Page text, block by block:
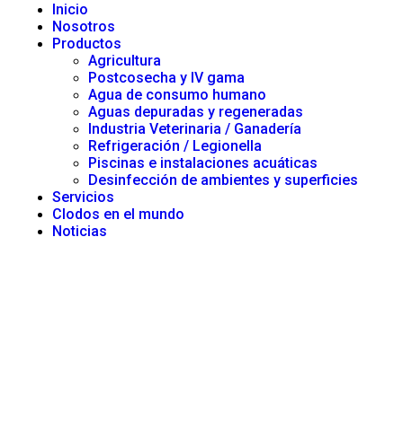
Inicio
Nosotros
Productos
Agricultura
Postcosecha y IV gama
Agua de consumo humano
Aguas depuradas y regeneradas
Industria Veterinaria / Ganadería
Refrigeración / Legionella
Piscinas e instalaciones acuáticas
Desinfección de ambientes y superficies
Servicios
Clodos en el mundo
Noticias